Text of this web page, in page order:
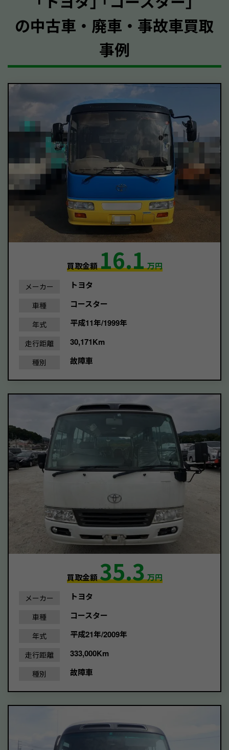
の中古車・廃車・事故車買取
事例
買取金額16.1万円
メーカー トヨタ
車種 コースター
年式 平成11年/1999年
走行距離 30,171Km
種別 故障車
買取金額35.3万円
メーカー トヨタ
車種 コースター
年式 平成21年/2009年
走行距離 333,000Km
種別 故障車